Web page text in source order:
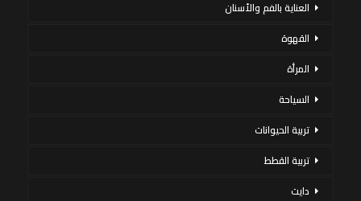
العناية بالفم والأسنان
القهوة
المرأة
السياحة
تربية الحيوانات
تربية القطط
دايت